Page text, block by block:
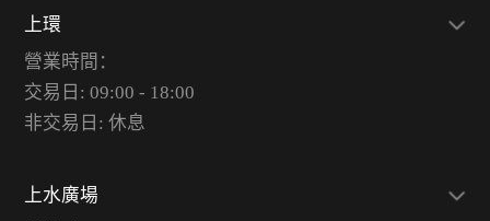
上環
營業時間：
交易日: 09:00 - 18:00
非交易日: 休息
上水廣場